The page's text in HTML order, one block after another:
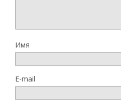
Имя
E-mail